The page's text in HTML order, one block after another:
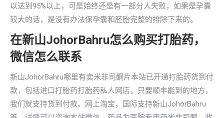
以达到95%以上，可是始终还是有一部分人失败，如果是孕囊
较大的话，是没有办法保孕囊和胚胎完整的排除下来的。
在新山JohorBahru怎么购买打胎药，
微信怎么联系
新山JohorBahru哪里有卖米非司酮片本站已开通打胎药货到付
款，包括进口打胎药打胎药私人网店，只要顺丰能到的地方，
我们就支持货到付款。网上淘宝，国际支持新山JohorBahru